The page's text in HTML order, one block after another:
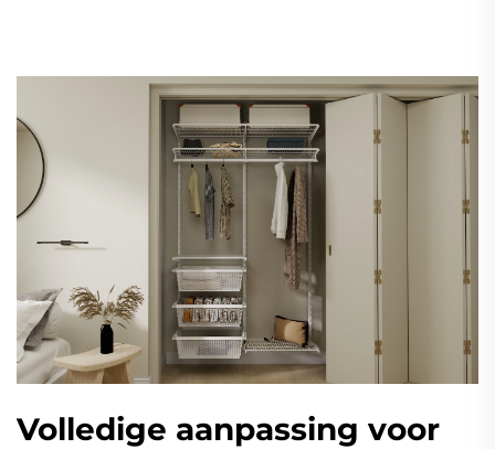
Volledige aanpassing voor